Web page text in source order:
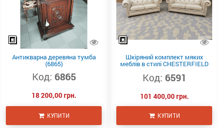
Антикварна деревяна тумба
(6865)
Код: 6865
18 200,00 грн.
КУПИТИ
Шкіряний комплект мяких
меблів в стилі CHESTERFIELD
Код: 6591
101 400,00 грн.
КУПИТИ